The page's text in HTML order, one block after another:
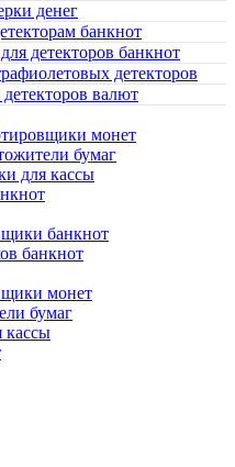
денег
банкнот
детекторов банкнот
детекторов
валют
монет
бумаг
для кассы
банкнот
банкнот
монет
бумаг
кассы